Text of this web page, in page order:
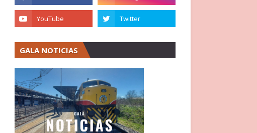
GALA NOTICIAS